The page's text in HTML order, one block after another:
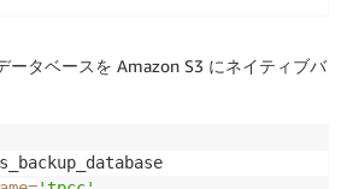
ータベースを Amazon S3 にネイティブバ